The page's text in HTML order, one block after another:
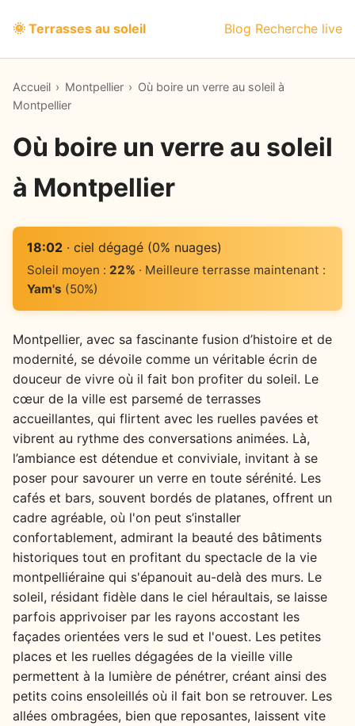
🌞 Terrasses au soleil Blog Recherche live
Accueil › Montpellier › Où boire un verre au soleil à
Montpellier
Où boire un verre au soleil
à Montpellier
18:02· ciel dégagé (0% nuages)
Soleil moyen : 22% · Meilleure terrasse maintenant :
Yam's (50%)
Montpellier, avec sa fascinante fusion d’histoire et de
modernité, se dévoile comme un véritable écrin de
douceur de vivre où il fait bon profiter du soleil. Le
cœur de la ville est parsemé de terrasses
accueillantes, qui flirtent avec les ruelles pavées et
vibrent au rythme des conversations animées. Là,
l’ambiance est détendue et conviviale, invitant à se
poser pour savourer un verre en toute sérénité. Les
cafés et bars, souvent bordés de platanes, offrent un
cadre agréable, où l'on peut s’installer
confortablement, admirant la beauté des bâtiments
historiques tout en profitant du spectacle de la vie
montpelliéraine qui s'épanouit au-delà des murs. Le
soleil, résidant fidèle dans le ciel héraultais, se laisse
parfois apprivoiser par les rayons accostant les
façades orientées vers le sud et l'ouest. Les petites
places et les ruelles dégagées de la vieille ville
permettent à la lumière de pénétrer, créant ainsi des
petits coins ensoleillés où il fait bon se retrouver. Les
allées ombragées, bien que reposantes, laissent vite